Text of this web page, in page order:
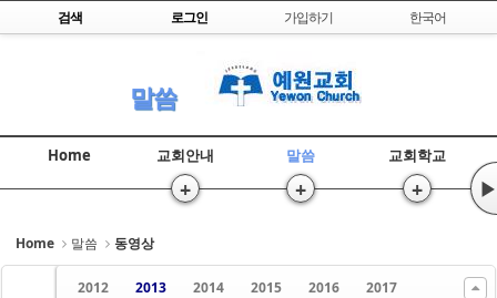
Skip to content
검색 로그인 가입하기 한국어
말씀
Home 교회안내
+
말씀
+
교회학교
+ ▶
Home 말씀 동영상
2012 2013 2014 2015 2016
2017
Sketchbook5, 스케치북5
Sketchbook5, 스케치북5